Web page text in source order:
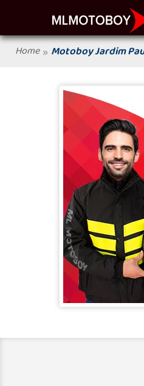
Home » Motoboy Jardim